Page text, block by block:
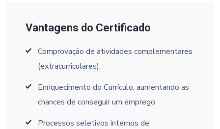
Vantagens do Certificado
Comprovação de atividades complementares
(extracurriculares).
Enriquecimento do Currículo, aumentando as
chances de conseguir um emprego.
Processos seletivos internos de